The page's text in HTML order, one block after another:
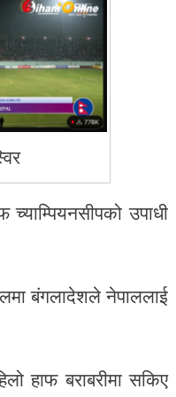
च्याम्पियनसीपको उपाधी
बंगलादेशले नेपाललाई
हाफ बराबरीमा सकिए